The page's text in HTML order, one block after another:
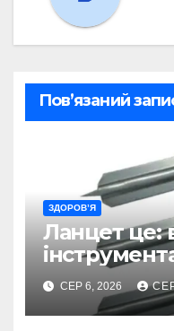
Пов’язаний
ЗДОРОВ’Я
Ланцет це:
помічника
СЕР 6, 2026